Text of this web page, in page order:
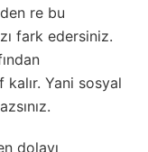
re bu
fark edersiniz.
Yani sosyal
dolayı